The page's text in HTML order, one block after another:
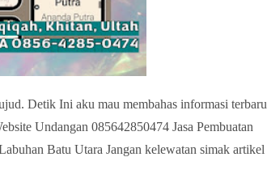
Detik Ini aku mau membahas informasi terbaru
Undangan 085642850474 Jasa Pembuatan
Batu Utara Jangan kelewatan simak artikel